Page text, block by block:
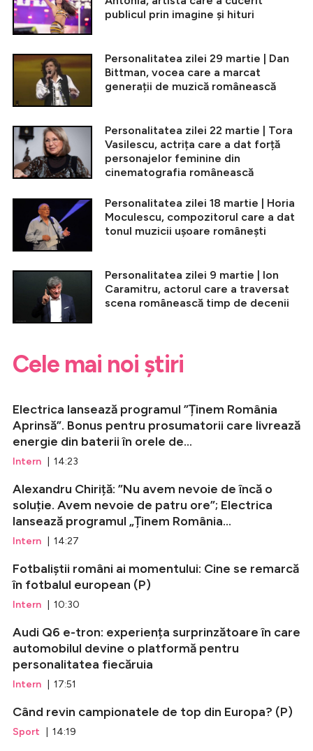
publicul prin imagine și hituri
Personalitatea zilei 29 martie | Dan
Bittman, vocea care a marcat
generații de muzică românească
Personalitatea zilei 22 martie | Tora
Vasilescu, actrița care a dat forță
personajelor feminine din
cinematografia românească
Personalitatea zilei 18 martie | Horia
Moculescu, compozitorul care a dat
tonul muzicii ușoare românești
Personalitatea zilei 9 martie | Ion
Caramitru, actorul care a traversat
scena românească timp de decenii
Cele mai noi știri
Electrica lansează programul ”Ținem România
Aprinsă”. Bonus pentru prosumatorii care livrează
energie din baterii în orele de...
Intern | 14:23
Alexandru Chiriță: ”Nu avem nevoie de încă o
soluție. Avem nevoie de patru ore”; Electrica
lansează programul „Ținem România...
Intern | 14:27
Fotbaliștii români ai momentului: Cine se remarcă
în fotbalul european (P)
Intern | 10:30
Audi Q6 e-tron: experiența surprinzătoare în care
automobilul devine o platformă pentru
personalitatea fiecăruia
Intern | 17:51
Când revin campionatele de top din Europa? (P)
Sport | 14:19